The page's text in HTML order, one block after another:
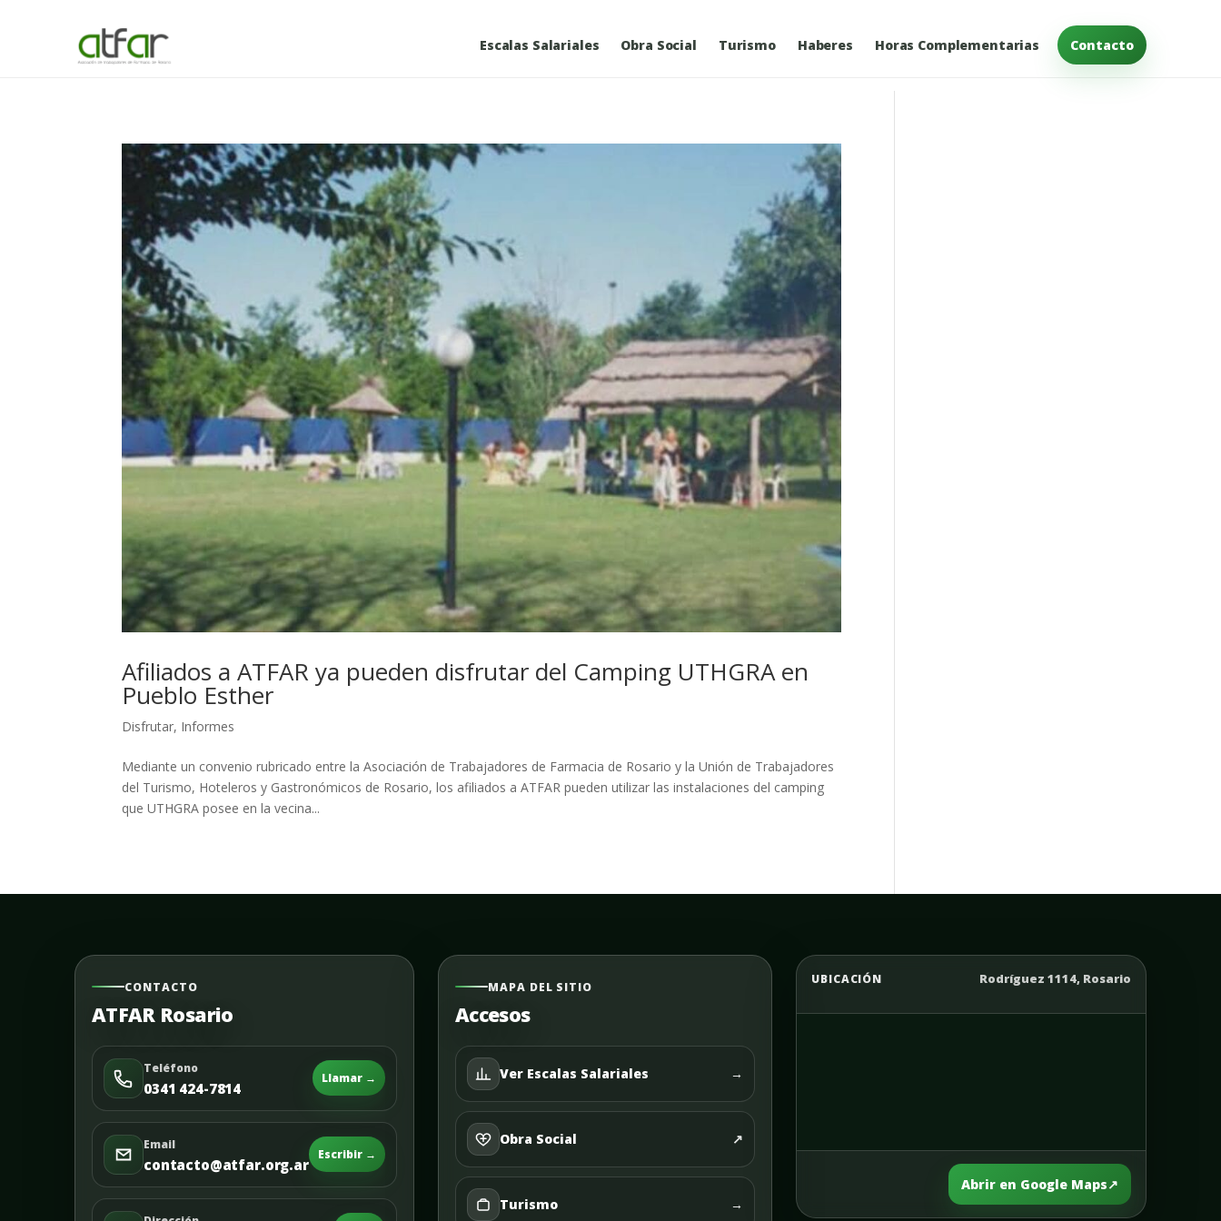
Escalas Salariales Obra Social Turismo Haberes Horas Complementarias Contacto
Afiliados a ATFAR ya pueden disfrutar del Camping UTHGRA en
Pueblo Esther
Disfrutar, Informes
Mediante un convenio rubricado entre la Asociación de Trabajadores de Farmacia de Rosario y la Unión de Trabajadores
del Turismo, Hoteleros y Gastronómicos de Rosario, los afiliados a ATFAR pueden utilizar las instalaciones del camping
que UTHGRA posee en la vecina...
CONTACTO
ATFAR Rosario
Teléfono
0341 424-7814
Llamar →
Email
contacto@atfar.org.ar
Escribir →
MAPA DEL SITIO
Accesos
Ver Escalas Salariales →
Obra Social ↗
Turismo →
UBICACIÓN Rodríguez 1114, Rosario
Abrir en Google Maps↗